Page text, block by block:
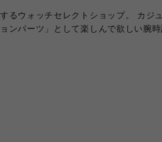
るウォッチセレクトショップ。 カ
ンパーツ」として楽しんで欲しい腕時